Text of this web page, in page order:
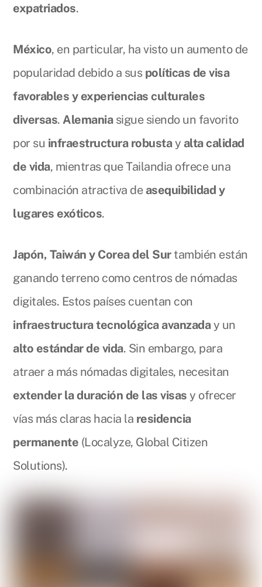
expatriados.
México, en particular, ha visto un aumento de
popularidad debido a sus políticas de visa
favorables y experiencias culturales
diversas. Alemaniasigue siendo un favorito
por su infraestructura robustay alta calidad
de vida, mientras que Tailandia ofrece una
combinación atractiva de asequibilidad y
lugares exóticos.
Japón, Taiwán y Corea del Surtambién están
ganando terreno como centros de nómadas
digitales. Estos países cuentan con
infraestructura tecnológica avanzaday un
alto estándar de vida. Sin embargo, para
atraer a más nómadas digitales, necesitan
extender la duración de las visas y ofrecer
vías más claras hacia la residencia
permanente (Localyze, Global Citizen
Solutions).